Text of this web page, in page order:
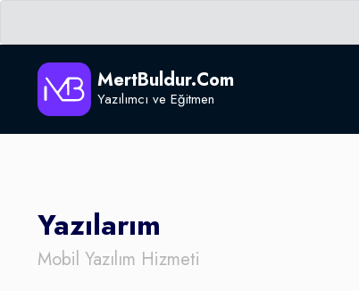
MertBuldur.Com
Yazılımcı ve Eğitmen
Yazılarım
Mobil Yazılım Hizmeti